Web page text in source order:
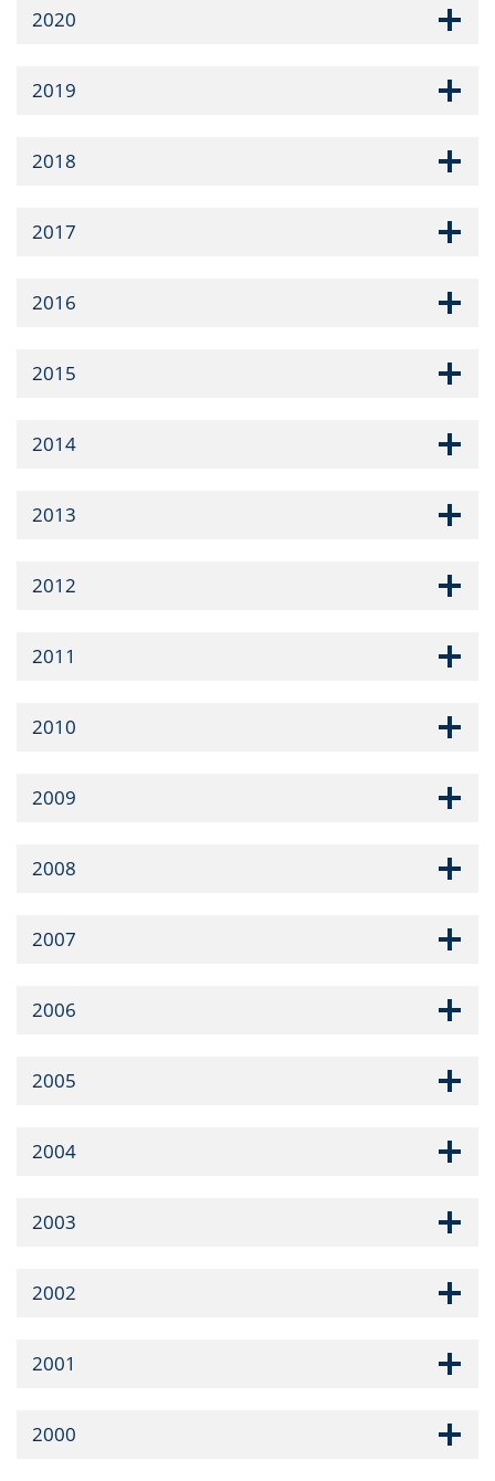
2020
2019
2018
2017
2016
2015
2014
2013
2012
2011
2010
2009
2008
2007
2006
2005
2004
2003
2002
2001
2000